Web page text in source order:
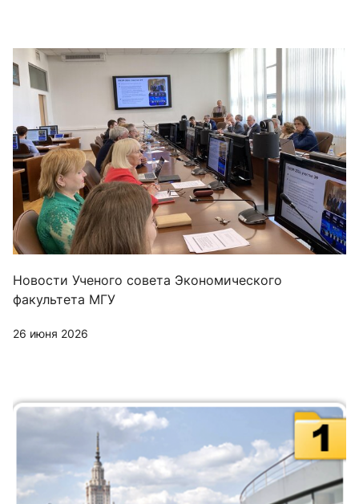
Новости Ученого совета Экономического
факультета МГУ
26 июня 2026